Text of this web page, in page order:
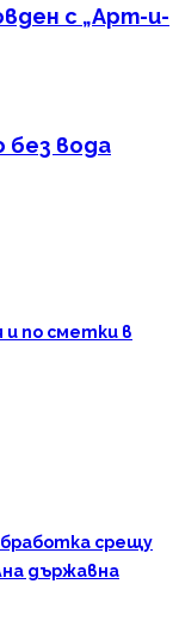
с „Арт-и-
без вода
по сметки в
срещу
държавна